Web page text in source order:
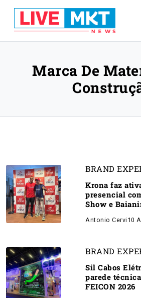
Marca De
BRAND
Krona faz
presencial
Show e
Antonio Cervi 10
BRAND
Sil Cabos
parede
FEICON 2026